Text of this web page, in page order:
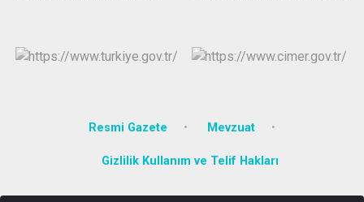
Resmi Gazete Mevzuat
Gizlilik Kullanım ve Telif Hakları